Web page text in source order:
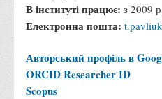
В інституті працює: з 2009
Електронна пошта:
Авторський профіль в
ORCIDResearcher ID
Scopus